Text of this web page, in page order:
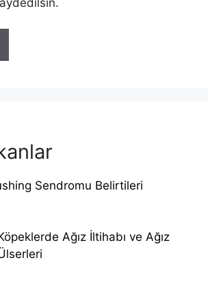
Sendromu Belirtileri
Ağız İltihabı ve Ağız